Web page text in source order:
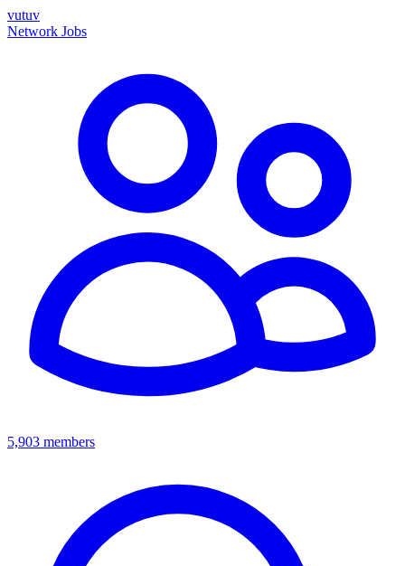
vutuv
Network Jobs
5,903 members